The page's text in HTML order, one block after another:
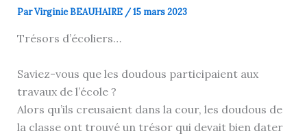
ParVirginie BEAUHAIRE /15 mars 2023
Trésors d’écoliers…
Saviez-vous que les doudous participaient aux
travaux de l’école ?
Alors qu’ils creusaient dans la cour, les doudous de
la classe ont trouvé un trésor qui devait bien dater